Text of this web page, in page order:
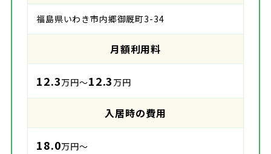
福島県いわき市内郷御厩町3-34
月額利用料
12.3万円～12.3 万円
入居時の費用
18.0万円～